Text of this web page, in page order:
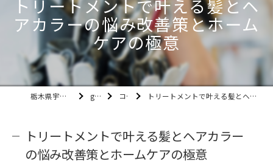
トリートメントで叶える髪とヘ
アカラーの悩み改善策とホーム
ケアの極意
栃木県宇都宮市の美容室ult gallery コラム トリートメントで叶える髪とヘアカラーの悩み改善策とホームケアの極意
トリートメントで叶える髪とヘアカラー
の悩み改善策とホームケアの極意